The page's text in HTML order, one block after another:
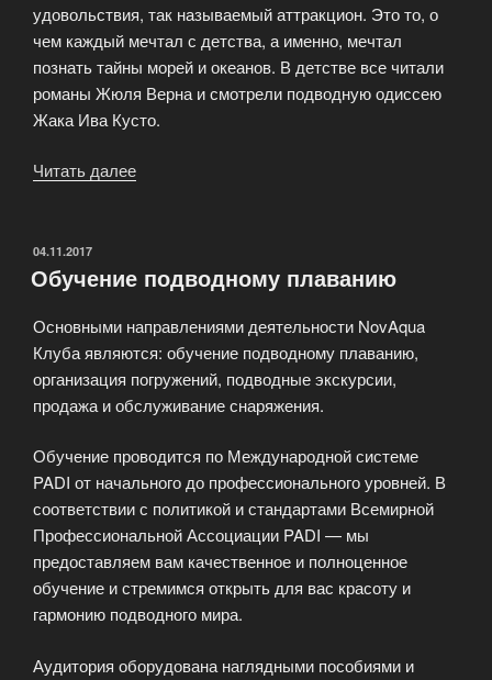
удовольствия, так называемый аттракцион. Это то, о
чем каждый мечтал с детства, а именно, мечтал
познать тайны морей и океанов. В детстве все читали
романы Жюля Верна и смотрели подводную одиссею
Жака Ива Кусто.
Читать далее
ОПУБЛИКОВАНО
04.11.2017
Обучение подводному плаванию
Основными направлениями деятельности NovAqua
Клуба являются: обучение подводному плаванию,
организация погружений, подводные экскурсии,
продажа и обслуживание снаряжения.
Обучение проводится по Международной системе
PADI от начального до профессионального уровней. В
соответствии с политикой и стандартами Всемирной
Профессиональной Ассоциации PADI — мы
предоставляем вам качественное и полноценное
обучение и стремимся открыть для вас красоту и
гармонию подводного мира.
Аудитория оборудована наглядными пособиями и